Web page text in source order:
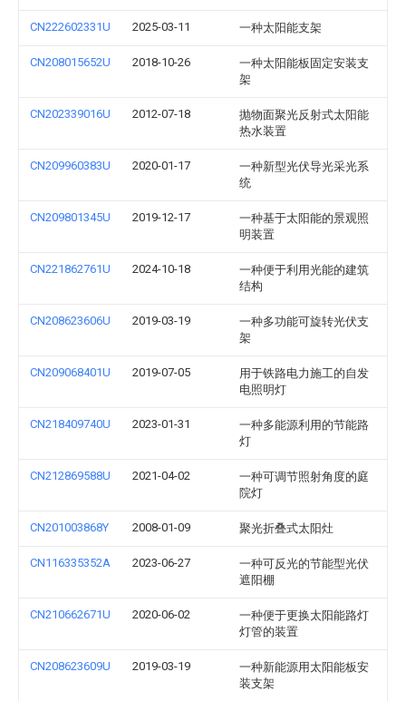
CN222602331U 2025-03-11 一种太阳能支架
CN208015652U 2018-10-26
一种太阳能板固定安装支
架
CN202339016U 2012-07-18
抛物面聚光反射式太阳能
热水装置
CN209960383U 2020-01-17
一种新型光伏导光采光系
统
CN209801345U 2019-12-17
一种基于太阳能的景观照
明装置
CN221862761U 2024-10-18
一种便于利用光能的建筑
结构
CN208623606U 2019-03-19
一种多功能可旋转光伏支
架
CN209068401U 2019-07-05
用于铁路电力施工的自发
电照明灯
CN218409740U 2023-01-31
一种多能源利用的节能路
灯
CN212869588U 2021-04-02
一种可调节照射角度的庭
院灯
CN201003868Y 2008-01-09 聚光折叠式太阳灶
CN116335352A 2023-06-27
一种可反光的节能型光伏
遮阳棚
CN210662671U 2020-06-02
一种便于更换太阳能路灯
灯管的装置
CN208623609U 2019-03-19
一种新能源用太阳能板安
装支架